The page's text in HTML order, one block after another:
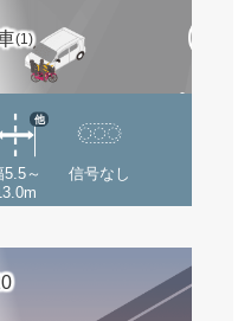
(1)
5.5～
他
信号なし